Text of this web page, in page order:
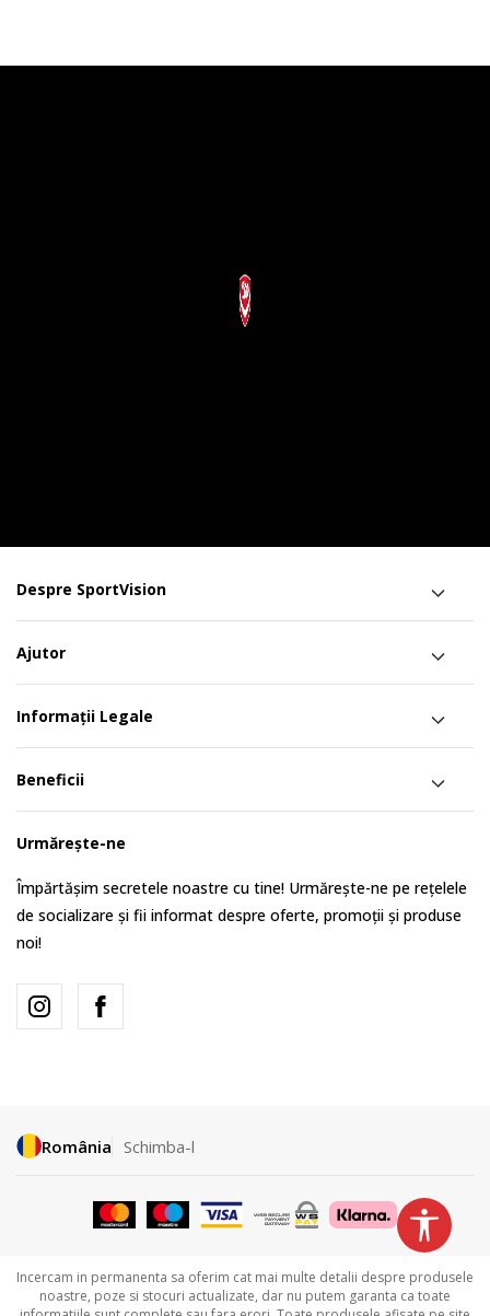
Despre SportVision
Ajutor
Informații Legale
Beneficii
Urmărește-ne
Împărtășim secretele noastre cu tine! Urmărește-ne pe rețelele
de socializare și fii informat despre oferte, promoții și produse
noi!
România Schimba-l
Incercam in permanenta sa oferim cat mai multe detalii despre produsele
noastre, poze si stocuri actualizate, dar nu putem garanta ca toate